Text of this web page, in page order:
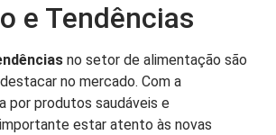
e Tendências
no setor de alimentação são
no mercado. Com a
por produtos saudáveis e
estar atento às novas